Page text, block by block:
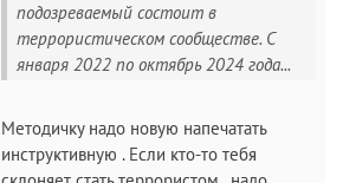
подозреваемый состоит в
террористическом сообществе. С
января 2022 по октябрь 2024 года...
Методичку надо новую напечатать
инструктивную . Если кто-то тебя